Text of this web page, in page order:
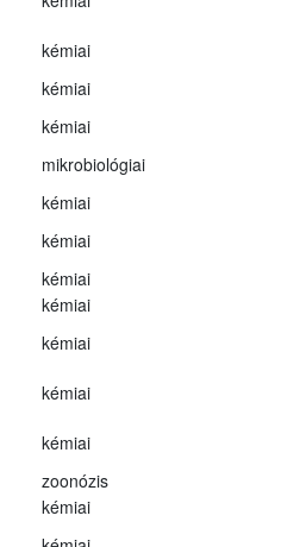
kémiai
kémiai
kémiai
mikrobiológiai
kémiai
kémiai
kémiai
kémiai
kémiai
kémiai
kémiai
zoonózis
kémiai